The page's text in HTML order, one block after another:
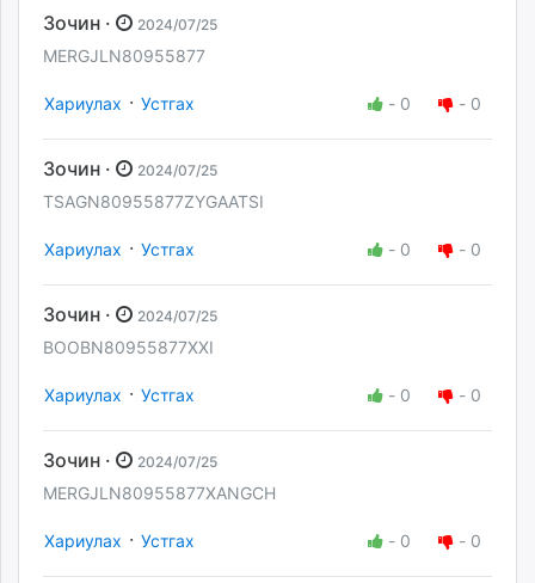
Зочин · 2024/07/25
MERGJLN80955877
Хариулах · Устгах - 0 - 0
Зочин · 2024/07/25
TSAGN80955877ZYGAATSI
Хариулах · Устгах - 0 - 0
Зочин · 2024/07/25
BOOBN80955877XXI
Хариулах · Устгах - 0 - 0
Зочин · 2024/07/25
MERGJLN80955877XANGCH
Хариулах · Устгах - 0 - 0